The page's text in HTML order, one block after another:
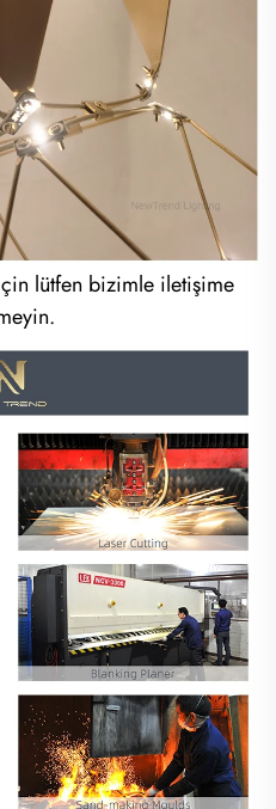
lütfen bizimle iletişime